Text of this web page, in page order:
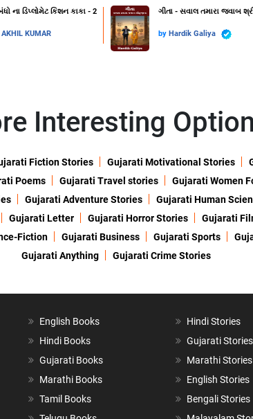
ના ડિપ્લોમેટ કિશન કાકા - 2
AKHIL KUMAR
ગીતા - સવાલ તમારા જવાબ
by Hardik Galiya
Interesting
Fiction Stories Gujarati Motivational Stories
Poems Gujarati Travel stories Gujarati Women
Gujarati Adventure Stories Gujarati Human
Gujarati Letter Gujarati Horror Stories Gujarati
Fiction Gujarati Business Gujarati Sports
Gujarati Anything
Gujarati Crime Stories
English Books
Hindi Books
Gujarati Books
Marathi Books
Tamil Books
Hindi Stories
Gujarati Stories
Marathi Stories
English Stories
Bengali Stories